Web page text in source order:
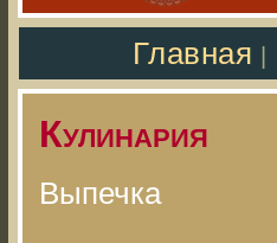
Главная
Кулинария
Выпечка